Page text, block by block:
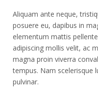
Aliquam ante neque,
posuere eu, dapibus in
elementum mattis
adipiscing mollis velit, ac
magna proin viverra
tempus. Nam scelerisque
pulvinar.